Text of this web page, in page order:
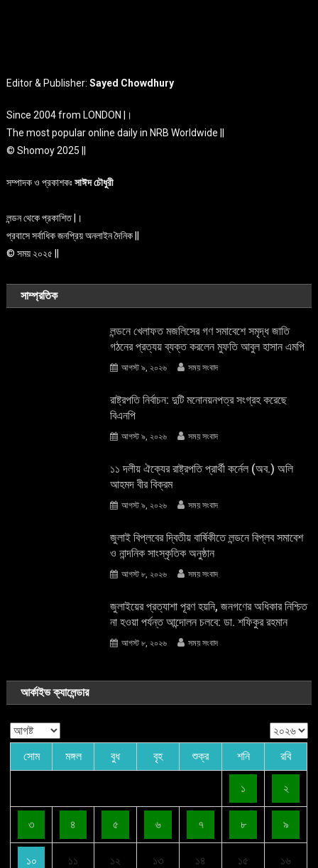
Editor & Publisher:Sayed Chowdhury
Since 2004 from LONDON |।
The most popular online daily in NRB Worldwide ||
© Shomoy 2025 ||
সম্পাদক ও প্রকাশকঃসাঈদ চৌধুরী
লন্ডন থেকে প্রকাশিত |।
প্রবাসে সর্বাধিক জনপ্রিয় অনলাইন দৈনিক ||
© সময় ২০২৫ ||
সাম্প্রতিক
লন্ডনে খেলাফত মজলিসের গণ সমাবেশে সমৃদ্ধ জাতি
গঠনের প্রত্যয় ব্যক্ত করলেন মুফতি আবুল হাসান এমপি
আগস্ট ৯, ২০২৬ সময় সংবাদ
রাষ্ট্রপতি নির্বাচন: দুটি মনোনয়নপত্র সংগ্রহ করেছে
বিএনপি
আগস্ট ৯, ২০২৬ সময় সংবাদ
১১ দলীয় ঐক্যের রাষ্ট্রপতি প্রার্থী কর্নেল (অব.) অলি
আহমদ বীর বিক্রম
আগস্ট ৯, ২০২৬ সময় সংবাদ
জুলাই বিপ্লবের দ্বিতীয় বার্ষিকীতে লন্ডনে বিপ্লব সমাবেশ
ও নান্দনিক সাংস্কৃতিক অনুষ্ঠান
আগস্ট ৮, ২০২৬ সময় সংবাদ
জুলাইয়ের প্রত্যাশা পূরণ হয়নি, জনগণের অধিকার নিশ্চিত
না হওয়া পর্যন্ত আন্দোলন চলবে: ডা. শফিকুর রহমান
আগস্ট ৮, ২০২৬ সময় সংবাদ
আর্কাইভ ক্যালেন্ডার
সোম মঙ্গল বুধ বৃহ শুক্র শনি রবি
১ ২
৩ ৪ ৫ ৬ ৭ ৮ ৯
১০ ১১ ১২ ১৩ ১৪ ১৫ ১৬